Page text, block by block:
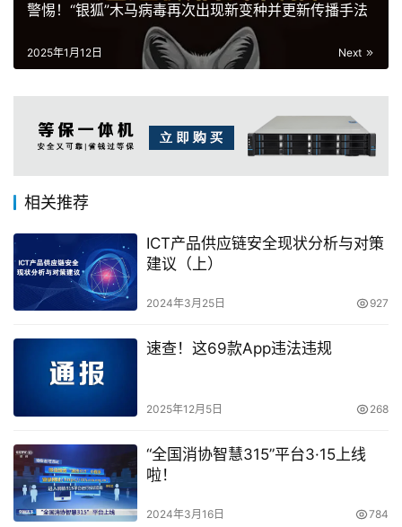
警惕！“银狐”木马病毒再次出现新变种并更新传播手法
Next
2025年1月12日
相关推荐
ICT产品供应链安全现状分析与对策
建议（上）
2024年3月25日 927
速查！这69款App违法违规
2025年12月5日 268
“全国消协智慧315”平台3·15上线
啦！
2024年3月16日 784